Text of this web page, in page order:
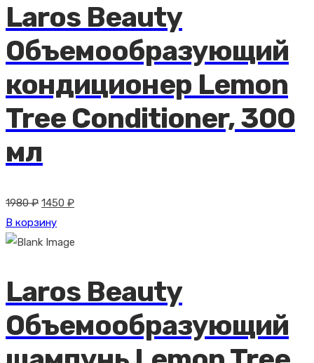
Laros Beauty
Объемообразующий
кондиционер Lemon
Tree Conditioner, 300
мл
1980₽ Первоначальная
цена
составляла
1450 ₽Текущая
1450 ₽.
В корзину
Laros Beauty
Объемообразующий